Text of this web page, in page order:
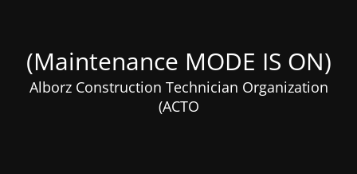
(Maintenance MODE IS ON)
Alborz Construction Technician Organization
(ACTO